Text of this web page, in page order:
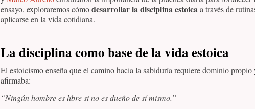
ensayo, exploraremos cómodesarrollar la disciplina estoicaa través de
aplicarse en la vida cotidiana.
La disciplina como base de la vida estoica
El estoicismo enseña que el camino hacia la sabiduría requiere dominio
afirmaba:
“Ningún hombre es libre si no es dueño de sí mismo.”